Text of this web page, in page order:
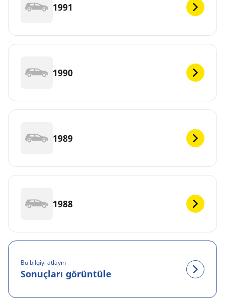
1991
1990
1989
1988
Bu bilgiyi atlayın
Sonuçları görüntüle